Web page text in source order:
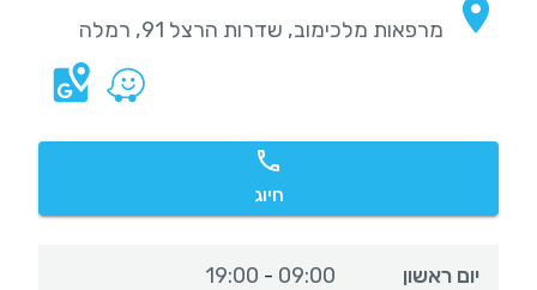
מרפאות מלכימוב, שדרות הרצל 91, רמלה
חיוג
יום ראשון 09:00
-
19:00